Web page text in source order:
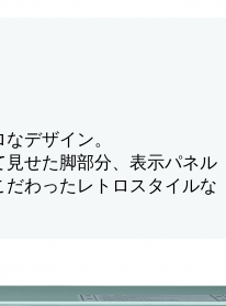
デザイン。
せた脚部分、表示パネル
わったレトロスタイルな